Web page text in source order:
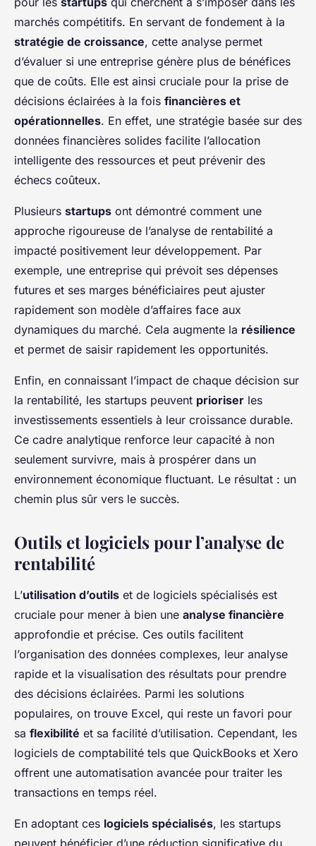
marchés compétitifs. En servant de fondement à la
stratégie de croissance, cette analyse permet
d’évaluer si une entreprise génère plus de bénéfices
que de coûts. Elle est ainsi cruciale pour la prise de
décisions éclairées à la fois financières et
opérationnelles. En effet, une stratégie basée sur des
données financières solides facilite l’allocation
intelligente des ressources et peut prévenir des
échecs coûteux.
Plusieurs startups ont démontré comment une
approche rigoureuse de l’analyse de rentabilité a
impacté positivement leur développement. Par
exemple, une entreprise qui prévoit ses dépenses
futures et ses marges bénéficiaires peut ajuster
rapidement son modèle d’affaires face aux
dynamiques du marché. Cela augmente la résilience
et permet de saisir rapidement les opportunités.
Enfin, en connaissant l’impact de chaque décision sur
la rentabilité, les startups peuvent prioriser les
investissements essentiels à leur croissance durable.
Ce cadre analytique renforce leur capacité à non
seulement survivre, mais à prospérer dans un
environnement économique fluctuant. Le résultat : un
chemin plus sûr vers le succès.
Outils et logiciels pour l’analyse de
rentabilité
L’utilisation d’outils et de logiciels spécialisés est
cruciale pour mener à bien une analyse financière
approfondie et précise. Ces outils facilitent
l’organisation des données complexes, leur analyse
rapide et la visualisation des résultats pour prendre
des décisions éclairées. Parmi les solutions
populaires, on trouve Excel, qui reste un favori pour
sa flexibilité et sa facilité d’utilisation. Cependant, les
logiciels de comptabilité tels que QuickBooks et Xero
offrent une automatisation avancée pour traiter les
transactions en temps réel.
En adoptant ces logiciels spécialisés, les startups